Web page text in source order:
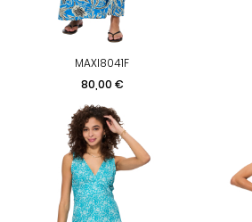
MAXI8041F
Prix
80,00 €